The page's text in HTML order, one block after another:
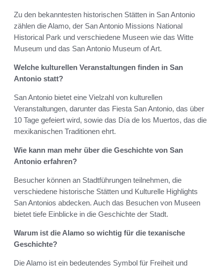
Zu den bekanntesten historischen Stätten in San Antonio
zählen die Alamo, der San Antonio Missions National
Historical Park und verschiedene Museen wie das Witte
Museum und das San Antonio Museum of Art.
Welche kulturellen Veranstaltungen finden in San
Antonio statt?
San Antonio bietet eine Vielzahl von kulturellen
Veranstaltungen, darunter das Fiesta San Antonio, das über
10 Tage gefeiert wird, sowie das Día de los Muertos, das die
mexikanischen Traditionen ehrt.
Wie kann man mehr über die Geschichte von San
Antonio erfahren?
Besucher können an Stadtführungen teilnehmen, die
verschiedene historische Stätten und Kulturelle Highlights
San Antonios abdecken. Auch das Besuchen von Museen
bietet tiefe Einblicke in die Geschichte der Stadt.
Warum ist die Alamo so wichtig für die texanische
Geschichte?
Die Alamo ist ein bedeutendes Symbol für Freiheit und